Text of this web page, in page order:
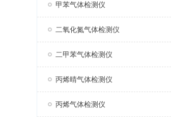
甲苯气体检测仪
二氧化氮气体检测仪
二甲苯气体检测仪
丙烯晴气体检测仪
丙烯气体检测仪